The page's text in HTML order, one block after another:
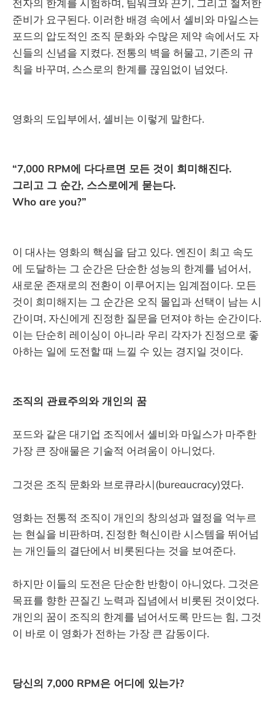
준비가 요구된다. 이러한 배경 속에서 셸비와 마일스는
포드의 압도적인 조직 문화와 수많은 제약 속에서도 자
신들의 신념을 지켰다. 전통의 벽을 허물고, 기존의 규
칙을 바꾸며, 스스로의 한계를 끊임없이 넘었다.
영화의 도입부에서, 셸비는 이렇게 말한다.
“7,000 RPM에 다다르면 모든 것이 희미해진다.
그리고 그 순간, 스스로에게 묻는다.
Who are you?”
이 대사는 영화의 핵심을 담고 있다. 엔진이 최고 속도
에 도달하는 그 순간은 단순한 성능의 한계를 넘어서,
새로운 존재로의 전환이 이루어지는 임계점이다. 모든
것이 희미해지는 그 순간은 오직 몰입과 선택이 남는 시
간이며, 자신에게 진정한 질문을 던져야 하는 순간이다.
이는 단순히 레이싱이 아니라 우리 각자가 진정으로 좋
아하는 일에 도전할 때 느낄 수 있는 경지일 것이다.
조직의 관료주의와 개인의 꿈
포드와 같은 대기업 조직에서 셸비와 마일스가 마주한
가장 큰 장애물은 기술적 어려움이 아니었다.
그것은 조직 문화와 브로큐라시(bureaucracy)였다.
영화는 전통적 조직이 개인의 창의성과 열정을 억누르
는 현실을 비판하며, 진정한 혁신이란 시스템을 뛰어넘
는 개인들의 결단에서 비롯된다는 것을 보여준다.
하지만 이들의 도전은 단순한 반항이 아니었다. 그것은
목표를 향한 끈질긴 노력과 집념에서 비롯된 것이었다.
개인의 꿈이 조직의 한계를 넘어서도록 만드는 힘, 그것
이 바로 이 영화가 전하는 가장 큰 감동이다.
당신의 7,000 RPM은 어디에 있는가?